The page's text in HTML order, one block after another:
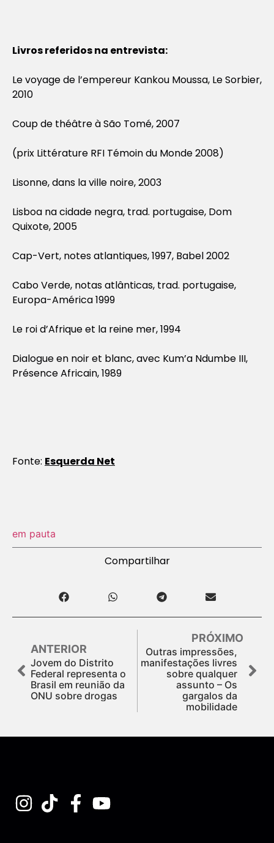
Livros referidos na entrevista:
Le voyage de l’empereur Kankou Moussa, Le Sorbier,
2010
Coup de théâtre à São Tomé, 2007
(prix Littérature RFI Témoin du Monde 2008)
Lisonne, dans la ville noire, 2003
Lisboa na cidade negra, trad. portugaise, Dom
Quixote, 2005
Cap-Vert, notes atlantiques, 1997, Babel 2002
Cabo Verde, notas atlânticas, trad. portugaise,
Europa-América 1999
Le roi d’Afrique et la reine mer, 1994
Dialogue en noir et blanc, avec Kum’a Ndumbe III,
Présence Africain, 1989
Fonte: Esquerda Net
em pauta
Compartilhar
ANTERIOR
Jovem do Distrito
Federal representa o
Brasil em reunião da
ONU sobre drogas
PRÓXIMO
Outras impressões,
manifestações livres
sobre qualquer
assunto – Os
gargalos da
mobilidade